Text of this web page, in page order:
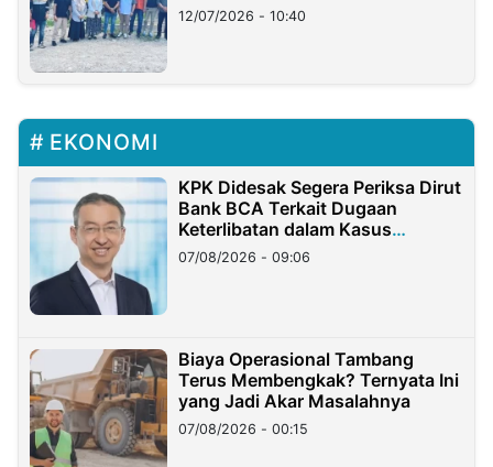
12/07/2026 - 10:40
EKONOMI
KPK Didesak Segera Periksa Dirut
Bank BCA Terkait Dugaan
Keterlibatan dalam Kasus
Hilangnya Dana Nasabah Rp2,58
Miliar
07/08/2026 - 09:06
Biaya Operasional Tambang
Terus Membengkak? Ternyata Ini
yang Jadi Akar Masalahnya
07/08/2026 - 00:15